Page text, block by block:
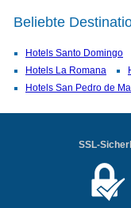
Beliebte
Hotels Santo Domingo
Hotels La Romana
Hotels San Pedro de
SSL-